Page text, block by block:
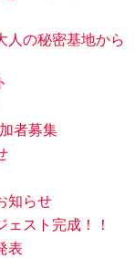
の秘密基地から
者募集
知らせ
スト完成！！
表